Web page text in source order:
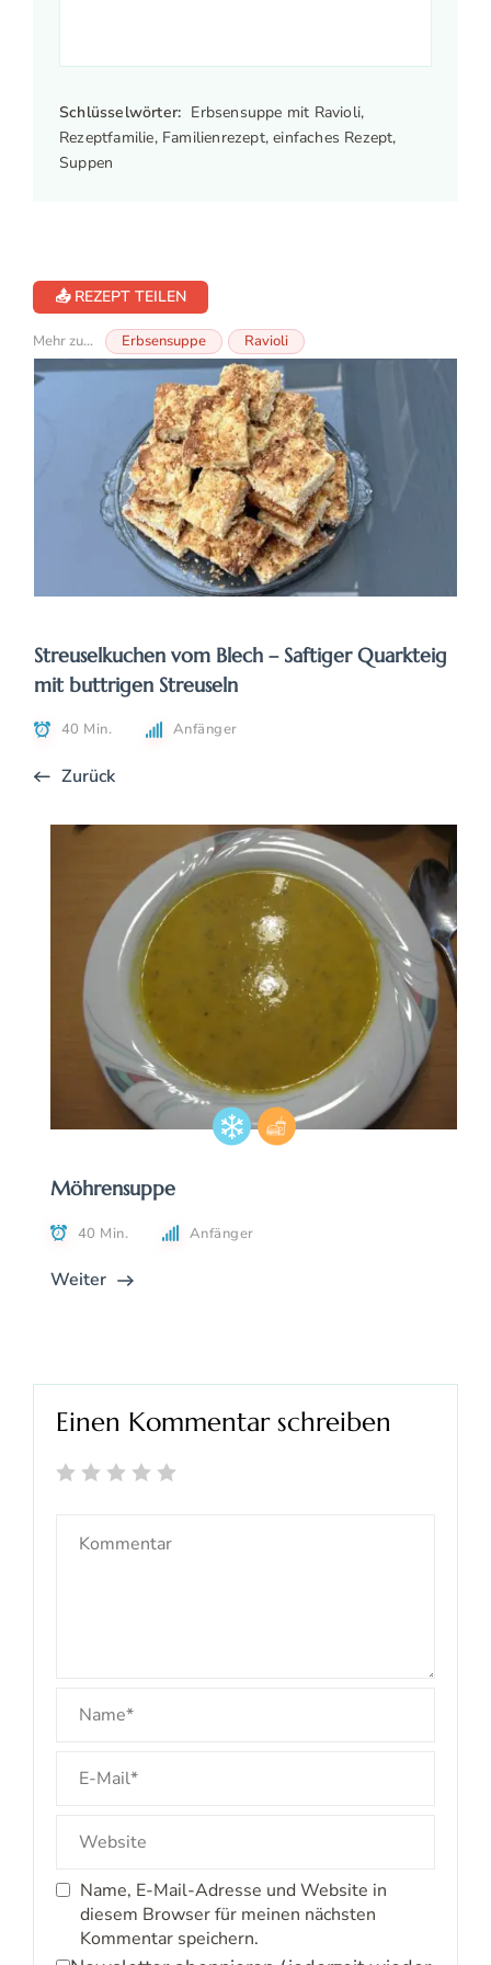
Schlüsselwörter: Erbsensuppe mit Ravioli,
Rezeptfamilie, Familienrezept, einfaches Rezept,
Suppen
📤 REZEPT TEILEN
Mehr zu... Erbsensuppe Ravioli
Streuselkuchen vom Blech – Saftiger Quarkteig
mit buttrigen Streuseln
40 Min. Anfänger
Zurück
Möhrensuppe
40 Min. Anfänger
Weiter
Einen Kommentar schreiben
Name, E-Mail-Adresse und Website in
diesem Browser für meinen nächsten
Kommentar speichern.